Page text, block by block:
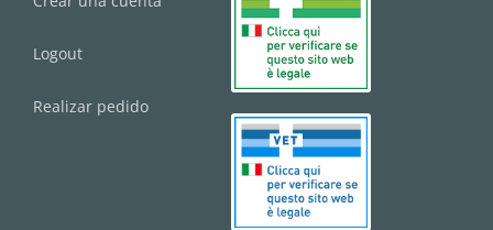
Logout
Realizar pedido